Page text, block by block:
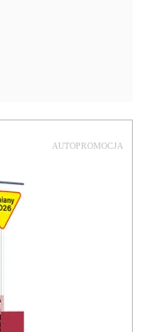
AUTOPROMOCJA